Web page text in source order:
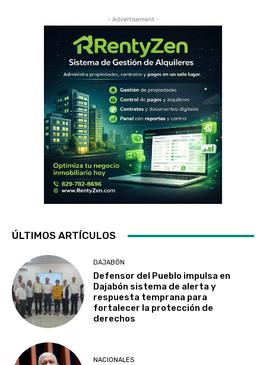
- Advertisement -
ÚLTIMOS ARTÍCULOS
DAJABÓN
Defensor del Pueblo impulsa en
Dajabón sistema de alerta y
respuesta temprana para
fortalecer la protección de
derechos
NACIONALES